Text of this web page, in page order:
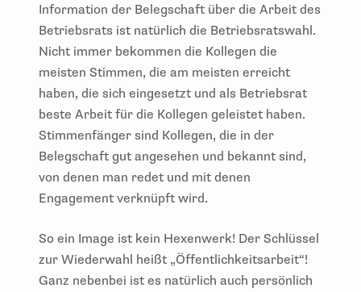
Information der Belegschaft über die Arbeit des
Betriebsrats ist natürlich die Betriebsratswahl.
Nicht immer bekommen die Kollegen die
meisten Stimmen, die am meisten erreicht
haben, die sich eingesetzt und als Betriebsrat
beste Arbeit für die Kollegen geleistet haben.
Stimmenfänger sind Kollegen, die in der
Belegschaft gut angesehen und bekannt sind,
von denen man redet und mit denen
Engagement verknüpft wird.
So ein Image ist kein Hexenwerk! Der Schlüssel
zur Wiederwahl heißt „Öffentlichkeitsarbeit“!
Ganz nebenbei ist es natürlich auch persönlich